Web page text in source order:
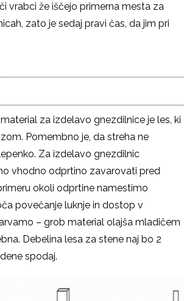
vrabci že iščejo primerna mesta za
zato je sedaj pravi čas, da jim pri
za izdelavo gnezdilnice je les, ki
Pomembno je, da streha ne
Za izdelavo gnezdilnic
vhodno odprtino zavarovati pred
okoli odprtine namestimo
povečanje luknje in dostop v
– grob material olajša mladičem
Debelina lesa za stene naj bo 2
spodaj.